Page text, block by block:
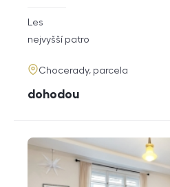
rozměry
dispozice
Les
funkce
nejvyšší patro
adresa
Chocerady, parcela
cena
dohodou